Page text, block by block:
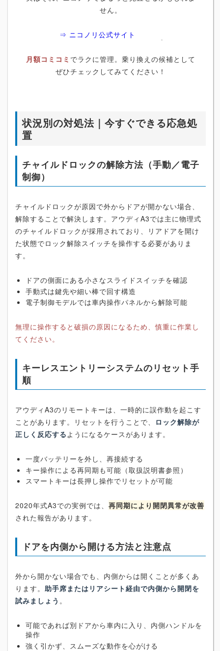
せん。
⇒ ニコノリ公式サイト
月額コミコミ でラクに管理。乗り換えの候補として
ぜひチェックしてみてください！
状況別の対処法｜今すぐできる応急処
置
チャイルドロックの解除方法（手動／電子
制御）
チャイルドロックが原因で外からドアが開かない場合、
解除することで解決します。アウディA3では主に物理式
のチャイルドロックが採用されており、リアドアを開け
た状態でロック解除スイッチを操作する必要がありま
す。
ドアの側面にある小さなスライドスイッチを確認
手動式は鍵先や細い棒で回す構造
電子制御モデルでは車内操作パネルから解除可能
無理に操作すると破損の原因になるため、慎重に作業し
てください。
キーレスエントリーシステムのリセット手
順
アウディA3のリモートキーは、一時的に誤作動を起こす
ことがあります。リセットを行うことで、 ロック解除が
正しく反応するようになるケースがあります。
一度バッテリーを外し、再接続する
キー操作による再同期も可能（取扱説明書参照）
スマートキーは長押し操作でリセットが可能
2020年式A3での実例では、 再同期により開閉異常が改善
された報告があります。
ドアを内側から開ける方法と注意点
外から開かない場合でも、内側からは開くことが多くあ
ります。 助手席またはリアシート経由で内側から開閉を
試みましょう 。
可能であれば別ドアから車内に入り、内側ハンドルを
操作
強く引かず、スムーズな動作を心がける